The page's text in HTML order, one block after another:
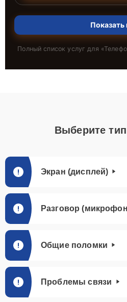
Показать
Полный список услуг для «
Выберите
Экран (дисплей)
Разговор
Общие поломки
Проблемы связи